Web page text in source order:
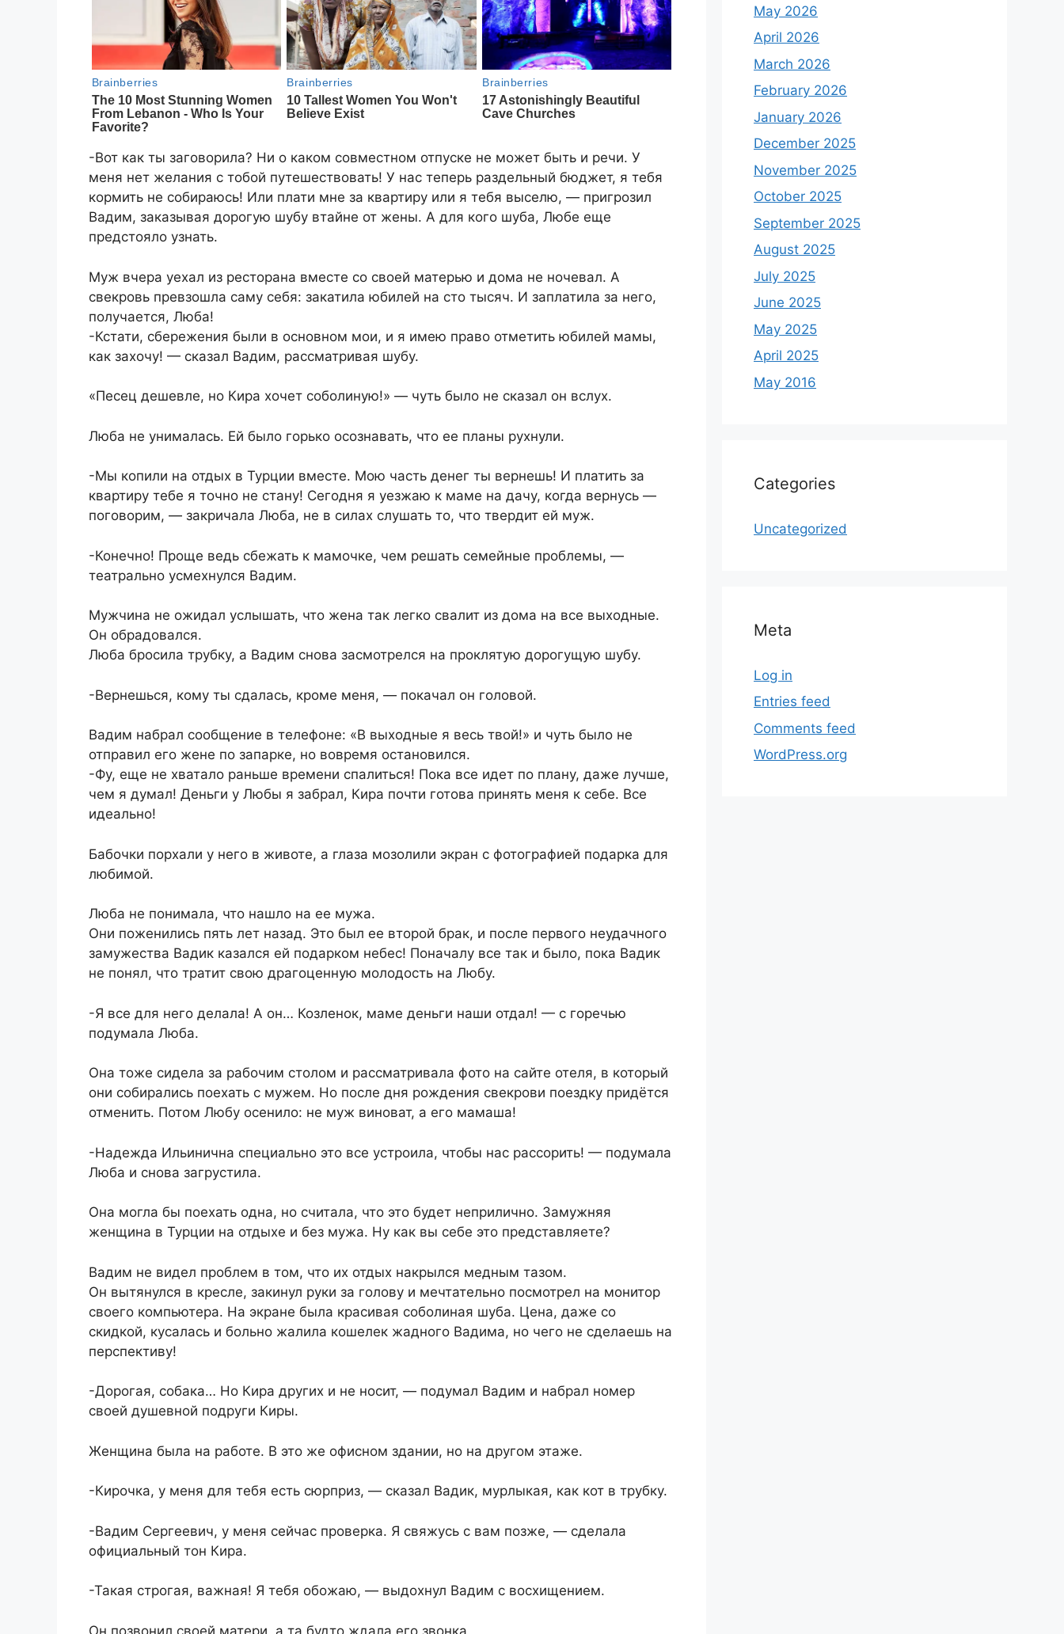
-Вот как ты заговорила? Ни о каком совместном отпуске не может быть и речи. У
меня нет желания с тобой путешествовать! У нас теперь раздельный бюджет, я тебя
кормить не собираюсь! Или плати мне за квартиру или я тебя выселю, — пригрозил
Вадим, заказывая дорогую шубу втайне от жены. А для кого шуба, Любе еще
предстояло узнать.
Муж вчера уехал из ресторана вместе со своей матерью и дома не ночевал. А
свекровь превзошла саму себя: закатила юбилей на сто тысяч. И заплатила за него,
получается, Люба!
-Кстати, сбережения были в основном мои, и я имею право отметить юбилей мамы,
как захочу! — сказал Вадим, рассматривая шубу.
«Песец дешевле, но Кира хочет соболиную!» — чуть было не сказал он вслух.
Люба не унималась. Ей было горько осознавать, что ее планы рухнули.
-Мы копили на отдых в Турции вместе. Мою часть денег ты вернешь! И платить за
квартиру тебе я точно не стану! Сегодня я уезжаю к маме на дачу, когда вернусь —
поговорим, — закричала Люба, не в силах слушать то, что твердит ей муж.
-Конечно! Проще ведь сбежать к мамочке, чем решать семейные проблемы, —
театрально усмехнулся Вадим.
Мужчина не ожидал услышать, что жена так легко свалит из дома на все выходные.
Он обрадовался.
Люба бросила трубку, а Вадим снова засмотрелся на проклятую дорогущую шубу.
-Вернешься, кому ты сдалась, кроме меня, — покачал он головой.
Вадим набрал сообщение в телефоне: «В выходные я весь твой!» и чуть было не
отправил его жене по запарке, но вовремя остановился.
-Фу, еще не хватало раньше времени спалиться! Пока все идет по плану, даже лучше,
чем я думал! Деньги у Любы я забрал, Кира почти готова принять меня к себе. Все
идеально!
Бабочки порхали у него в животе, а глаза мозолили экран с фотографией подарка для
любимой.
Люба не понимала, что нашло на ее мужа.
Они поженились пять лет назад. Это был ее второй брак, и после первого неудачного
замужества Вадик казался ей подарком небес! Поначалу все так и было, пока Вадик
не понял, что тратит свою драгоценную молодость на Любу.
-Я все для него делала! А он… Козленок, маме деньги наши отдал! — с горечью
подумала Люба.
Она тоже сидела за рабочим столом и рассматривала фото на сайте отеля, в который
они собирались поехать с мужем. Но после дня рождения свекрови поездку придётся
отменить. Потом Любу осенило: не муж виноват, а его мамаша!
-Надежда Ильинична специально это все устроила, чтобы нас рассорить! — подумала
Люба и снова загрустила.
Она могла бы поехать одна, но считала, что это будет неприлично. Замужняя
женщина в Турции на отдыхе и без мужа. Ну как вы себе это представляете?
Вадим не видел проблем в том, что их отдых накрылся медным тазом.
Он вытянулся в кресле, закинул руки за голову и мечтательно посмотрел на монитор
своего компьютера. На экране была красивая соболиная шуба. Цена, даже со
скидкой, кусалась и больно жалила кошелек жадного Вадима, но чего не сделаешь на
перспективу!
-Дорогая, собака… Но Кира других и не носит, — подумал Вадим и набрал номер
своей душевной подруги Киры.
Женщина была на работе. В это же офисном здании, но на другом этаже.
-Кирочка, у меня для тебя есть сюрприз, — сказал Вадик, мурлыкая, как кот в трубку.
-Вадим Сергеевич, у меня сейчас проверка. Я свяжусь с вам позже, — сделала
официальный тон Кира.
-Такая строгая, важная! Я тебя обожаю, — выдохнул Вадим с восхищением.
Он позвонил своей матери, а та будто ждала его звонка.
May 2026
April 2026
March 2026
February 2026
January 2026
December 2025
November 2025
October 2025
September 2025
August 2025
July 2025
June 2025
May 2025
April 2025
May 2016
Categories
Uncategorized
Meta
Log in
Entries feed
Comments feed
WordPress.org